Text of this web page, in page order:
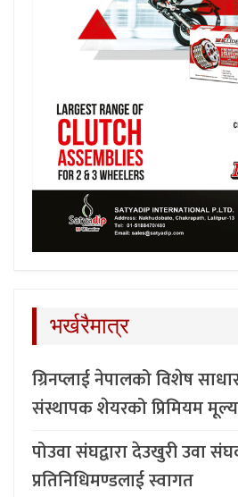
भर्खरैमात्र
ग्रिनप्लाई नेपालको विशेष
संस्थापक शेयरको प्रिमियम मूल्य
पोउवा संघद्वारा देउखुरी उवा
प्रतिनिधिमण्डलाई स्वागत